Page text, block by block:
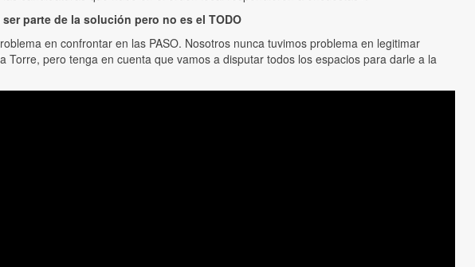
parte de la solución pero no es el TODO
en confrontar en las PASO. Nosotros nunca tuvimos problema en legitimar
pero tenga en cuenta que vamos a disputar todos los espacios para darle a la